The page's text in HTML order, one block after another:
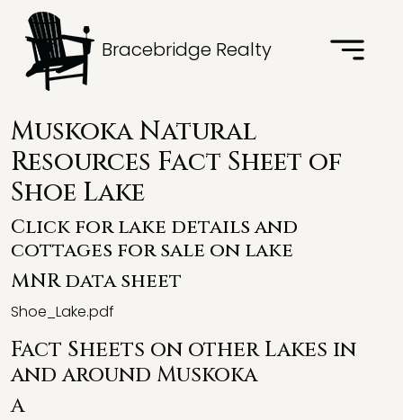
Bracebridge Realty
Muskoka Natural
Resources Fact Sheet of
Shoe Lake
Click for lake details and
cottages for sale on lake
MNR data sheet
Shoe_Lake.pdf
Fact Sheets on other Lakes in
and around Muskoka
A